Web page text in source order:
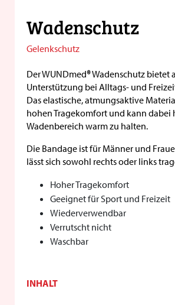
Wadenschutz
Gelenkschutz
Der WUNDmed®Wadenschutz bietet
Unterstützung bei Alltags- und
Das elastische, atmungsaktive
hohen Tragekomfort und kann dabei
Wadenbereich warm zu halten.
Die Bandage ist für Männer und
lässt sich sowohl rechts oder links
Hoher Tragekomfort
Geeignet für Sport und Freizeit
Wiederverwendbar
Verrutscht nicht
Waschbar
INHALT